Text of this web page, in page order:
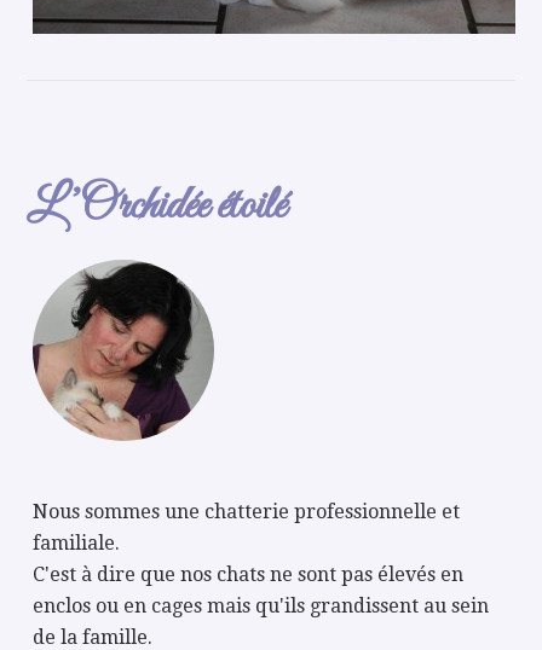
L’Orchidée étoilé
Nous sommes une chatterie professionnelle et
familiale.
C'est à dire que nos chats ne sont pas élevés en
enclos ou en cages mais qu'ils grandissent au sein
de la famille.